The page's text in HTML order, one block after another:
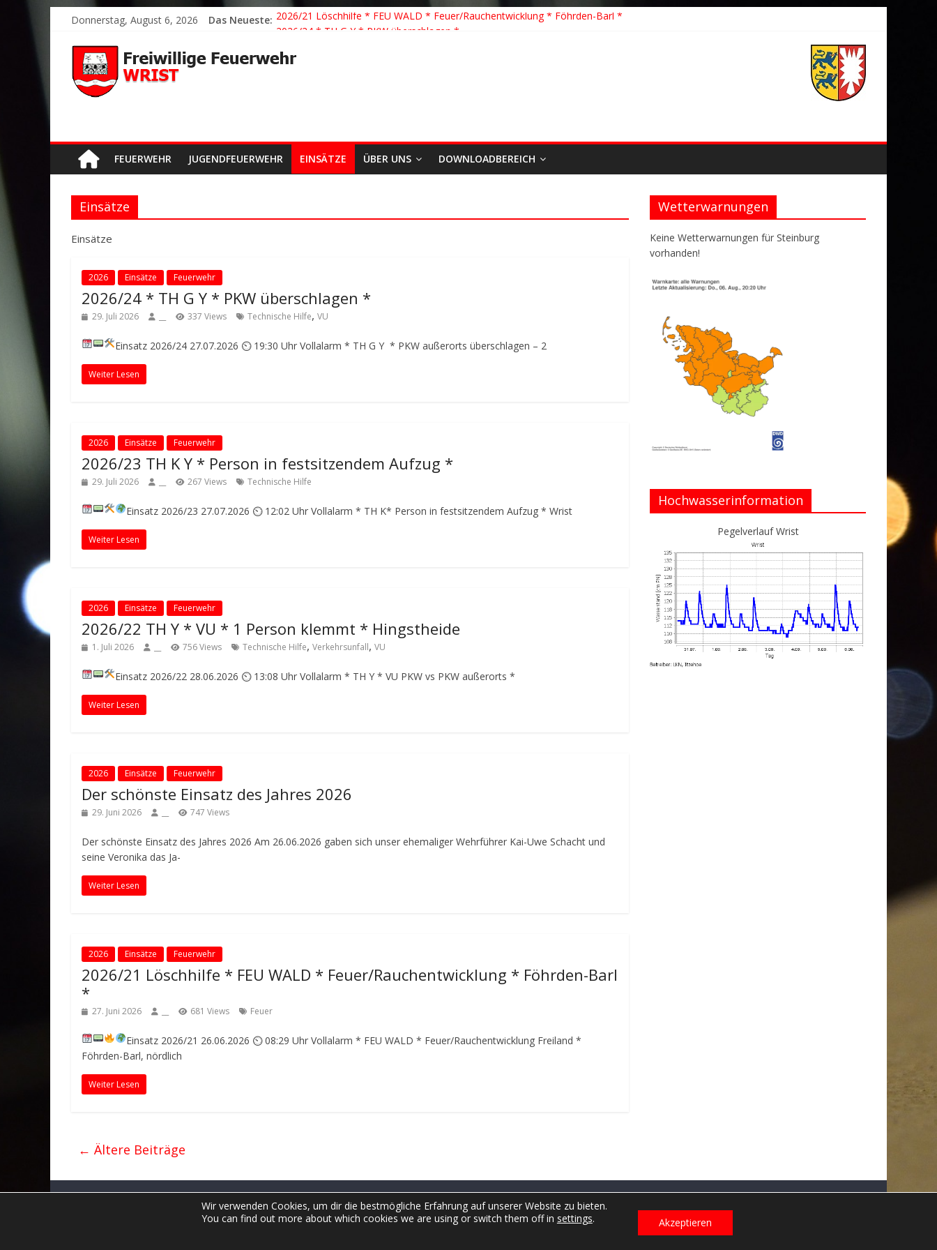
Donnerstag, August 6, 2026 Das Neueste: 2026/21 Löschhilfe * FEU WALD * Feuer/Rauchentwicklung * Föhrden-Barl *
2026/23 TH K Y * Person in festsitzendem Aufzug *
2026/22 TH Y * VU * 1 Person klemmt * Hingstheide
FEUERWEHR JUGENDFEUERWEHR EINSÄTZE ÜBER UNS DOWNLOADBEREICH
Einsätze
Einsätze
2026 Einsätze Feuerwehr
2026/24 * TH G Y * PKW überschlagen *
29. Juli 2026 337 Views Technische Hilfe, VU
Einsatz 2026/24 27.07.2026 ⏲ 19:30 Uhr Vollalarm * TH G Y * PKW außerorts überschlagen – 2
Weiter Lesen
2026 Einsätze Feuerwehr
2026/23 TH K Y * Person in festsitzendem Aufzug *
29. Juli 2026 267 Views Technische Hilfe
Einsatz 2026/23 27.07.2026 ⏲ 12:02 Uhr Vollalarm * TH K* Person in festsitzendem Aufzug * Wrist
Weiter Lesen
2026 Einsätze Feuerwehr
2026/22 TH Y * VU * 1 Person klemmt * Hingstheide
1. Juli 2026 756 Views Technische Hilfe, Verkehrsunfall, VU
Einsatz 2026/22 28.06.2026 ⏲ 13:08 Uhr Vollalarm * TH Y * VU PKW vs PKW außerorts *
Weiter Lesen
2026 Einsätze Feuerwehr
Der schönste Einsatz des Jahres 2026
29. Juni 2026 747 Views
Der schönste Einsatz des Jahres 2026 Am 26.06.2026 gaben sich unser ehemaliger Wehrführer Kai-Uwe Schacht und
seine Veronika das Ja-
Weiter Lesen
2026 Einsätze Feuerwehr
2026/21 Löschhilfe * FEU WALD * Feuer/Rauchentwicklung * Föhrden-Barl
*
27. Juni 2026 681 Views Feuer
Einsatz 2026/21 26.06.2026 ⏲ 08:29 Uhr Vollalarm * FEU WALD * Feuer/Rauchentwicklung Freiland *
Föhrden-Barl, nördlich
Weiter Lesen
← Ältere Beiträge
Wetterwarnungen
Keine Wetterwarnungen für Steinburg
vorhanden!
Hochwasserinformation
Pegelverlauf Wrist
Freiwillige Feuerwehr Wrist.
Wir verwenden Cookies, um dir die bestmögliche Erfahrung auf unserer Website zu bieten.
You can find out more about which cookies we are using or switch them off in settings. Akzeptieren